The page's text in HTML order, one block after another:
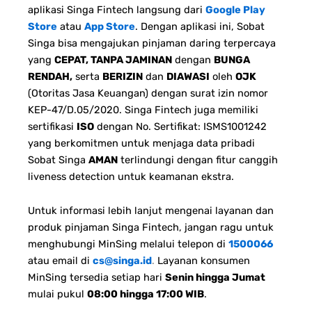
aplikasi Singa Fintech langsung dari Google Play
Store atau App Store. Dengan aplikasi ini, Sobat
Singa bisa mengajukan pinjaman daring terpercaya
yang CEPAT, TANPA JAMINAN dengan BUNGA
RENDAH, serta BERIZIN dan DIAWASI oleh OJK
(Otoritas Jasa Keuangan) dengan surat izin nomor
KEP-47/D.05/2020. Singa Fintech juga memiliki
sertifikasi ISO dengan No. Sertifikat: ISMS1001242
yang berkomitmen untuk menjaga data pribadi
Sobat Singa AMAN terlindungi dengan fitur canggih
liveness detection untuk keamanan ekstra.
Untuk informasi lebih lanjut mengenai layanan dan
produk pinjaman Singa Fintech, jangan ragu untuk
menghubungi MinSing melalui telepon di 1500066
atau email di cs@singa.id. Layanan konsumen
MinSing tersedia setiap hari Senin hingga Jumat
mulai pukul 08:00 hingga 17:00 WIB.